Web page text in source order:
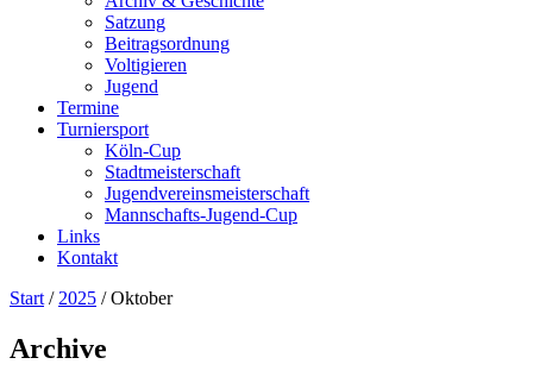
Satzung
Beitragsordnung
Voltigieren
Jugend
Termine
Turniersport
Köln-Cup
Stadtmeisterschaft
Jugendvereinsmeisterschaft
Mannschafts-Jugend-Cup
Links
Kontakt
Start / 2025 /Oktober
Archive